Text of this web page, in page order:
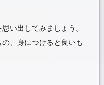
い出してみましょう。
、身につけると良いも